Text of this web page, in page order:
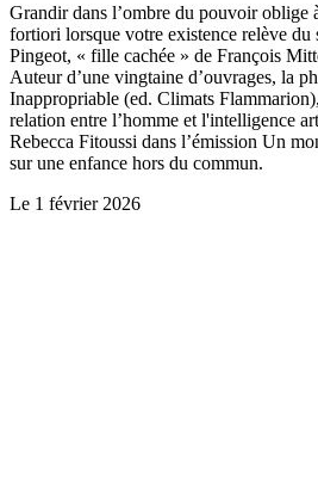
Grandir dans l’ombre du pouvoir oblige
fortiori lorsque votre existence relève du
Pingeot, « fille cachée » de François
Auteur d’une vingtaine d’ouvrages, la
Inappropriable (ed. Climats
relation entre l’homme et l'intelligence
Rebecca Fitoussi dans l’émission Un
sur une enfance hors du commun.
Le 1 février 2026